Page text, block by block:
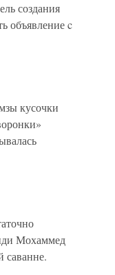
создания
объявление c
кусочки
Мохаммед
саванне.